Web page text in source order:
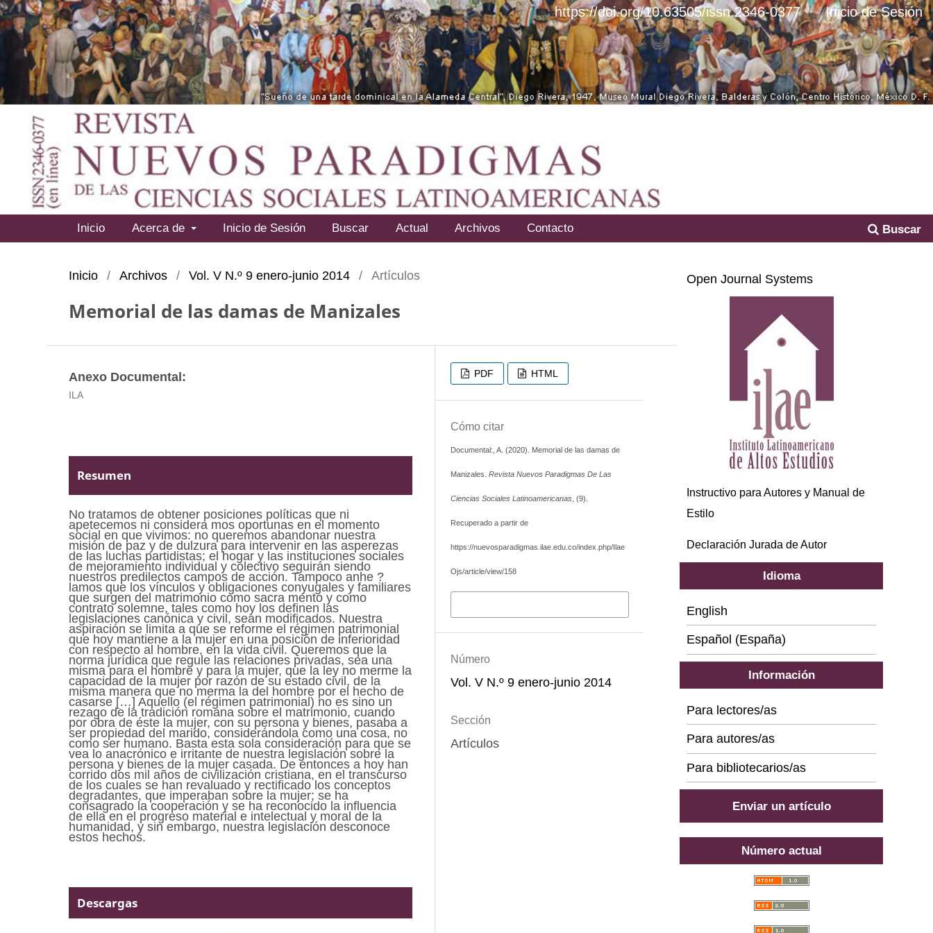
Inicio Acerca de Inicio de Sesión Buscar Actual Archivos Contacto Buscar
https://doi.org/10.63505/issn.2346-0377 Inicio de Sesión
Inicio / Archivos / Vol. V N.º 9 enero-junio 2014 / Artículos
Memorial de las damas de Manizales
Anexo Documental:
ILA
Resumen
No tratamos de obtener posiciones políticas que ni
apetecemos ni considera mos oportunas en el momento
social en que vivimos: no queremos abandonar nuestra
misión de paz y de dulzura para intervenir en las asperezas
de las luchas partidistas; el hogar y las instituciones sociales
de mejoramiento individual y colectivo seguirán siendo
nuestros predilectos campos de acción. Tampoco anhe ?
lamos que los vínculos y obligaciones conyugales y familiares
que surgen del matrimonio como sacra mento y como
contrato solemne, tales como hoy los definen las
legislaciones canónica y civil, sean modificados. Nuestra
aspiración se limita a que se reforme el régimen patrimonial
que hoy mantiene a la mujer en una posición de inferioridad
con respecto al hombre, en la vida civil. Queremos que la
norma jurídica que regule las relaciones privadas, sea una
misma para el hombre y para la mujer, que la ley no merme la
capacidad de la mujer por razón de su estado civil, de la
misma manera que no merma la del hombre por el hecho de
casarse […] Aquello (el régimen patrimonial) no es sino un
rezago de la tradición romana sobre el matrimonio, cuando
por obra de éste la mujer, con su persona y bienes, pasaba a
ser propiedad del marido, considerándola como una cosa, no
como ser humano. Basta esta sola consideración para que se
vea lo anacrónico e irritante de nuestra legislación sobre la
persona y bienes de la mujer casada. De entonces a hoy han
corrido dos mil años de civilización cristiana, en el transcurso
de los cuales se han revaluado y rectificado los conceptos
degradantes, que imperaban sobre la mujer; se ha
consagrado la cooperación y se ha reconocido la influencia
de ella en el progreso material e intelectual y moral de la
humanidad, y sin embargo, nuestra legislación desconoce
estos hechos.
Descargas
PDF HTML
Cómo citar
Documental:, A. (2020). Memorial de las damas de
Manizales. Revista Nuevos Paradigmas De Las
Ciencias Sociales Latinoamericanas, (9).
Recuperado a partir de
https://nuevosparadigmas.ilae.edu.co/index.php/Ilae
Ojs/article/view/158
Número
Vol. V N.º 9 enero-junio 2014
Sección
Artículos
Open Journal Systems
Instructivo para Autores y Manual de
Estilo
Declaración Jurada de Autor
Idioma
English
Español (España)
Información
Para lectores/as
Para autores/as
Para bibliotecarios/as
Enviar un artículo
Número actual